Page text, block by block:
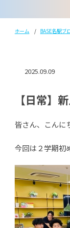
ホーム BASE名駅ブ
2025.09.09
【日常】
皆さん、こんに
今回は２学期初